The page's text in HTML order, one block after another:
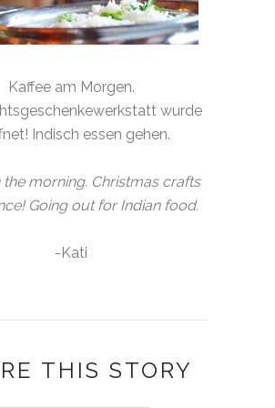
Kaffee am Morgen.
wurde
Indisch essen gehen.
the morning. Christmas crafts
Going out for Indian food.
-Kati
THIS STORY